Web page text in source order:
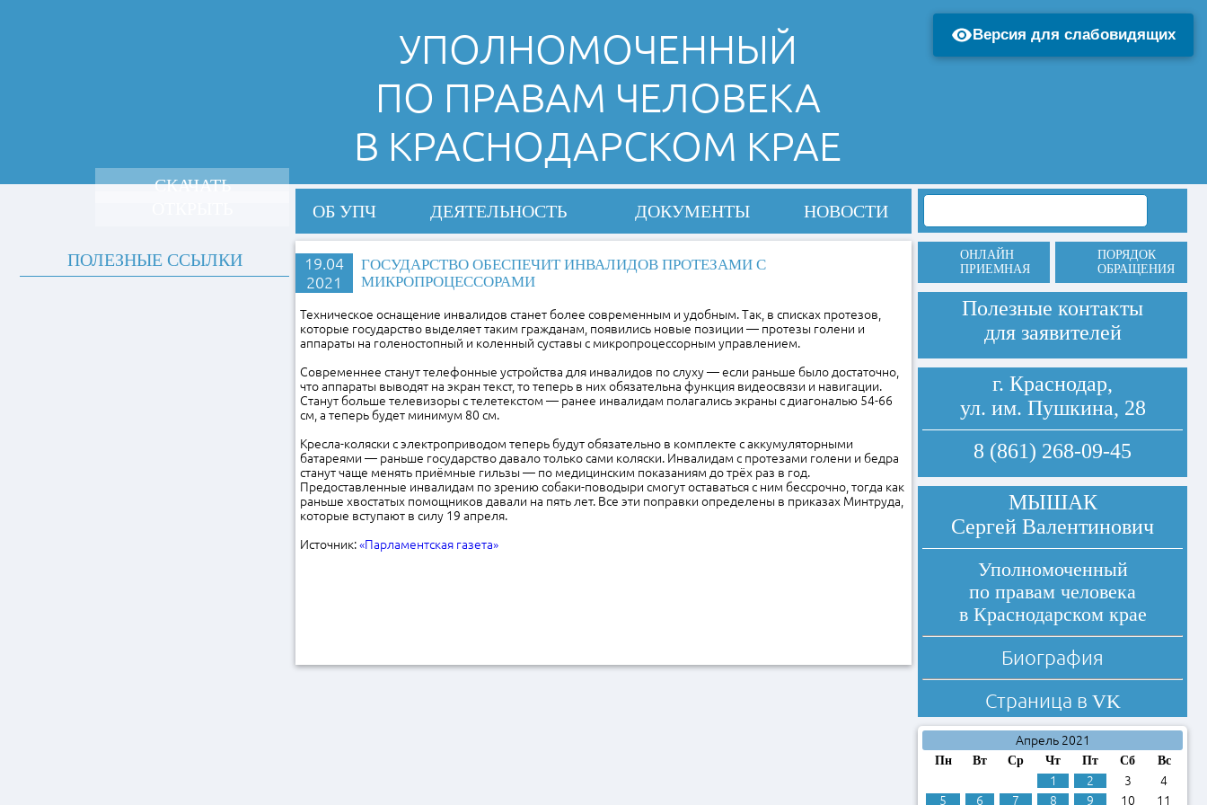
УПОЛНОМОЧЕННЫЙ
ПО ПРАВАМ ЧЕЛОВЕКА
В КРАСНОДАРСКОМ КРАЕ
ОБ УПЧ ДЕЯТЕЛЬНОСТЬ ДОКУМЕНТЫ НОВОСТИ
19.04
2021
ГОСУДАРСТВО ОБЕСПЕЧИТ ИНВАЛИДОВ ПРОТЕЗАМИ С
МИКРОПРОЦЕССОРАМИ
Техническое оснащение инвалидов станет более современным и удобным. Так, в списках протезов,
которые государство выделяет таким гражданам, появились новые позиции — протезы голени и
аппараты на голеностопный и коленный суставы с микропроцессорным управлением.
Современнее станут телефонные устройства для инвалидов по слуху — если раньше было достаточно,
что аппараты выводят на экран текст, то теперь в них обязательна функция видеосвязи и навигации.
Станут больше телевизоры с телетекстом — ранее инвалидам полагались экраны с диагональю 54-66
см, а теперь будет минимум 80 см.
Кресла-коляски с электроприводом теперь будут обязательно в комплекте с аккумуляторными
батареями — раньше государство давало только сами коляски. Инвалидам с протезами голени и бедра
станут чаще менять приёмные гильзы — по медицинским показаниям до трёх раз в год.
Предоставленные инвалидам по зрению собаки-поводыри смогут оставаться с ним бессрочно, тогда как
раньше хвостатых помощников давали на пять лет. Все эти поправки определены в приказах Минтруда,
которые вступают в силу 19 апреля.
Источник:«Парламентская газета»
СКАЧАТЬ
ПОЛЕЗНЫЕ ССЫЛКИ
ОНЛАЙН
ПРИЕМНАЯ
ПОРЯДОК
ОБРАЩЕНИЯ
Полезные контакты
для заявителей
г. Краснодар,
ул. им. Пушкина, 28
8 (861) 268-09-45
МЫШАК
Сергей Валентинович
Уполномоченный
по правам человека
в Краснодарском крае
Биография
Страница в VK
Апрель 2021
Пн Вт Ср Чт Пт Сб Вс
1 2 3
4
5
6 7 8 9 10 11
Версия для слабовидящих